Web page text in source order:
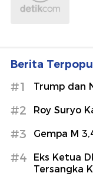
Berita
#1 Trump dan
#2 Roy Suryo
#3 Gempa M
#4
Eks Ketua
Tersangka